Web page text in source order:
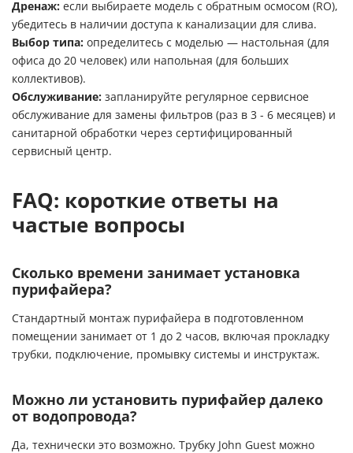
Дренаж: если выбираете модель с обратным осмосом (RO),
убедитесь в наличии доступа к канализации для слива.
Выбор типа: определитесь с моделью — настольная (для
офиса до 20 человек) или напольная (для больших
коллективов).
Обслуживание: запланируйте регулярное сервисное
обслуживание для замены фильтров (раз в 3 - 6 месяцев) и
санитарной обработки через сертифицированный
сервисный центр.
FAQ: короткие ответы на
частые вопросы
Сколько времени занимает установка
пурифайера?
Стандартный монтаж пурифайера в подготовленном
помещении занимает от 1 до 2 часов, включая прокладку
трубки, подключение, промывку системы и инструктаж.
Можно ли установить пурифайер далеко
от водопровода?
Да, технически это возможно. Трубку John Guest можно